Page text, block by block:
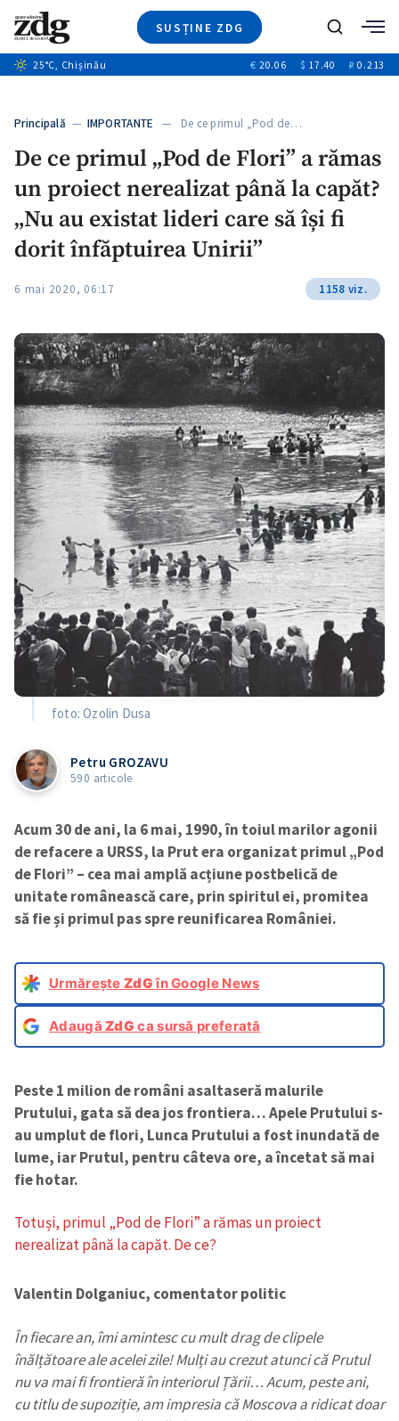
SUSȚINE ZDG
Ştiri
+6
Special
Blog
ZdGust
Caută
25°C, Chișinău € 20.06 $ 17.40 ₽ 0.213
Principală — IMPORTANTE — De ce primul „Pod de…
De ce primul „Pod de Flori” a rămas
un proiect nerealizat până la capăt?
„Nu au existat lideri care să își fi
dorit înfăptuirea Unirii”
6 mai 2020, 06:17 1158 viz.
foto: Ozolin Dusa
Petru GROZAVU
590 articole
Acum 30 de ani, la 6 mai, 1990, în toiul marilor agonii
de refacere a URSS, la Prut era organizat primul „Pod
de Flori” – cea mai amplă acțiune postbelică de
unitate românească care, prin spiritul ei, promitea
să fie și primul pas spre reunificarea României.
Urmărește ZdGîn Google News
AdaugăZdG ca sursă preferată
Peste 1 milion de români asaltaseră malurile
Prutului, gata să dea jos frontiera… Apele Prutului s-
au umplut de flori, Lunca Prutului a fost inundată de
lume, iar Prutul, pentru câteva ore, a încetat să mai
fie hotar.
Totuși, primul „Pod de Flori” a rămas un proiect
nerealizat până la capăt. De ce?
Valentin Dolganiuc, comentator politic
În fiecare an, îmi amintesc cu mult drag de clipele
înălțătoare ale acelei zile! Mulți au crezut atunci că Prutul
nu va mai fi frontieră în interiorul Țării… Acum, peste ani,
cu titlu de supoziție, am impresia că Moscova a ridicat doar